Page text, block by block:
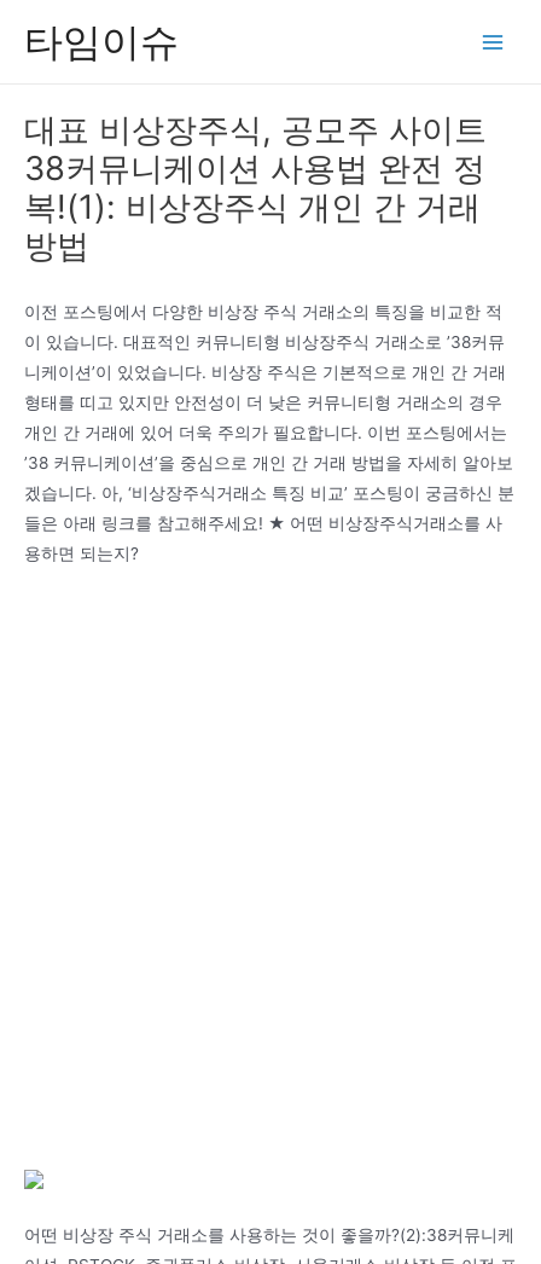
타임이슈
대표 비상장주식, 공모주 사이트
38커뮤니케이션 사용법 완전 정
복!(1): 비상장주식 개인 간 거래
방법
이전 포스팅에서 다양한 비상장 주식 거래소의 특징을 비교한 적
이 있습니다. 대표적인 커뮤니티형 비상장주식 거래소로 ’38커뮤
니케이션’이 있었습니다. 비상장 주식은 기본적으로 개인 간 거래
형태를 띠고 있지만 안전성이 더 낮은 커뮤니티형 거래소의 경우
개인 간 거래에 있어 더욱 주의가 필요합니다. 이번 포스팅에서는
’38 커뮤니케이션’을 중심으로 개인 간 거래 방법을 자세히 알아보
겠습니다. 아, ‘비상장주식거래소 특징 비교’ 포스팅이 궁금하신 분
들은 아래 링크를 참고해주세요! ★ 어떤 비상장주식거래소를 사
용하면 되는지?
어떤 비상장 주식 거래소를 사용하는 것이 좋을까?(2):38커뮤니케